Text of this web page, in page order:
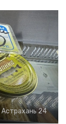
Астрахань 24